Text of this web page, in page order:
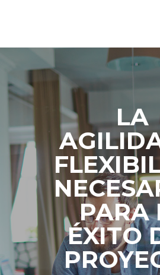
LA
PARA
ÉXITO